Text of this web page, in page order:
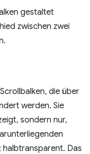
gestaltet
zwischen zwei
die über
werden. Sie
sondern nur,
halbtransparent. Das